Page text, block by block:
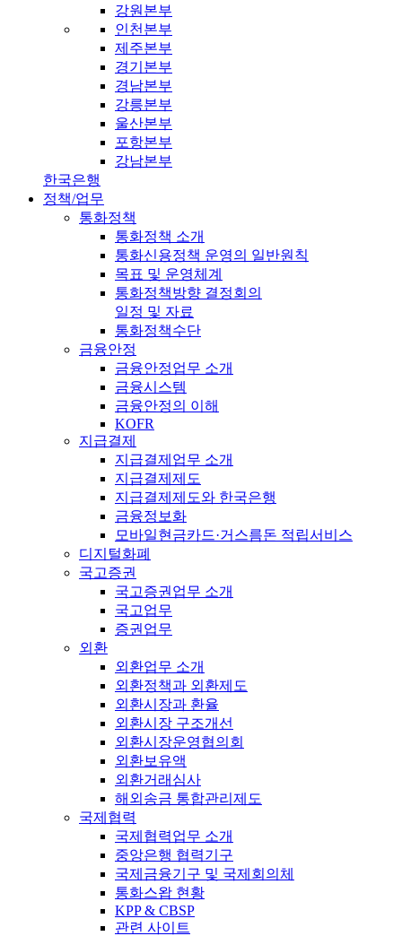
강원본부
인천본부
제주본부
경기본부
경남본부
강릉본부
울산본부
포항본부
강남본부
한국은행
정책/업무
통화정책
통화정책 소개
통화신용정책 운영의 일반원칙
목표 및 운영체계
통화정책방향 결정회의
일정 및 자료
통화정책수단
금융안정
금융안정업무 소개
금융시스템
금융안정의 이해
KOFR
지급결제
지급결제업무 소개
지급결제제도
지급결제제도와 한국은행
금융정보화
모바일현금카드·거스름돈 적립서비스
디지털화폐
국고증권
국고증권업무 소개
국고업무
증권업무
외환
외환업무 소개
외환정책과 외환제도
외환시장과 환율
외환시장 구조개선
외환시장운영협의회
외환보유액
외환거래심사
해외송금 통합관리제도
국제협력
국제협력업무 소개
중앙은행 협력기구
국제금융기구 및 국제회의체
통화스왑 현황
KPP & CBSP
관련 사이트